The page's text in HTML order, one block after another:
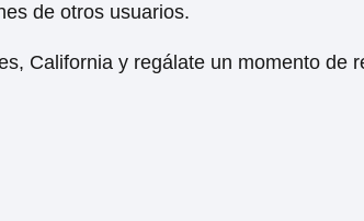
de otros usuarios.
California y regálate un momento de